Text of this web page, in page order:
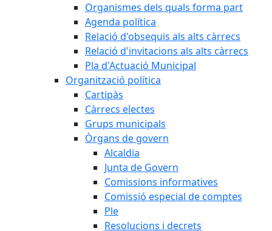
Organismes dels quals forma part
Agenda política
Relació d'obsequis als alts càrrecs
Relació d'invitacions als alts càrrecs
Pla d'Actuació Municipal
Organització política
Cartipàs
Càrrecs electes
Grups municipals
Òrgans de govern
Alcaldia
Junta de Govern
Comissions informatives
Comissió especial de comptes
Ple
Resolucions i decrets